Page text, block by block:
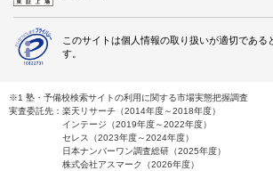
このサイトは個人情報の取り扱いが適切である
す。
※1 塾・予備校検索サイトの利用に関する市場実態把握調査
実査委託先：楽天リサーチ（2014年度～2018年度）
インテージ（2019年度～2022年度）
セレス（2023年度～2024年度）
日本ナンバーワン調査総研（2025年度）
株式会社アスマーク（2026年度）